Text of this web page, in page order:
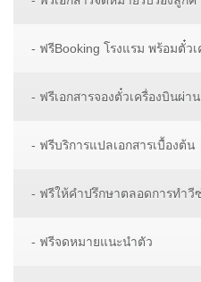
- ฟรีBooking โรงแรม พร้อมตั๋ว
- ฟรีเอกสารจองตั๋วเครื่องบินผ่า
- ฟรีบริการแปลเอกสารเบื้องต้น
- ฟรีให้คำปรึกษาตลอดการทำวี
- ฟรีจดหมายแนะนำตัว